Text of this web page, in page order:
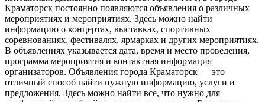
Краматорск постоянно появляются объявления о различных
мероприятиях и мероприятиях. Здесь можно найти
информацию о концертах, выставках, спортивных
соревнованиях, фестивалях, ярмарках и других мероприятиях.
В объявлениях указывается дата, время и место проведения,
программа мероприятия и контактная информация
организаторов. Объявления города Краматорск — это
отличный способ найти нужную информацию, услуги и
предложения. Здесь можно найти все, что нужно для